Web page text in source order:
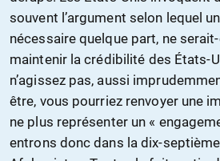
souvent l’argument selon lequel
nécessaire quelque part, ne
maintenir la crédibilité des États-
n’agissez pas, aussi
être, vous pourriez renvoyer une
ne plus représenter un «
entrons donc dans la dix-